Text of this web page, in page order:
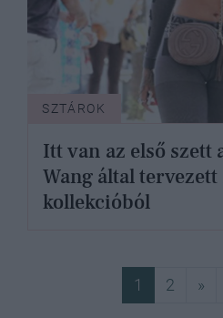
SZTÁROK
Itt van az első szett
Wang által
kollekcióból
1 2 »